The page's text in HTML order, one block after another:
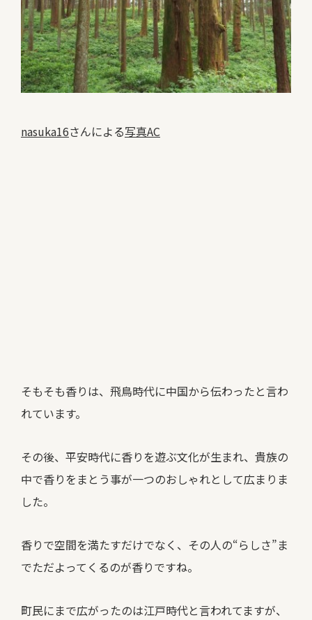
nasuka16さんによる写真AC
そもそも香りは、飛鳥時代に中国から伝わったと言わ
れています。
その後、平安時代に香りを遊ぶ文化が生まれ、貴族の
中で香りをまとう事が一つのおしゃれとして広まりま
した。
香りで空間を満たすだけでなく、その人の“らしさ”ま
でただよってくるのが香りですね。
町民にまで広がったのは江戸時代と言われてますが、